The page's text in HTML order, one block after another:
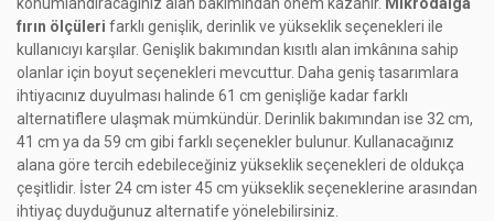
fırın ölçüleri farklı genişlik, derinlik ve yükseklik seçenekleri ile
kullanıcıyı karşılar. Genişlik bakımından kısıtlı alan imkânına sahip
olanlar için boyut seçenekleri mevcuttur. Daha geniş tasarımlara
ihtiyacınız duyulması halinde 61 cm genişliğe kadar farklı
alternatiflere ulaşmak mümkündür. Derinlik bakımından ise 32 cm,
41 cm ya da 59 cm gibi farklı seçenekler bulunur. Kullanacağınız
alana göre tercih edebileceğiniz yükseklik seçenekleri de oldukça
çeşitlidir. İster 24 cm ister 45 cm yükseklik seçeneklerine arasından
ihtiyaç duyduğunuz alternatife yönelebilirsiniz.